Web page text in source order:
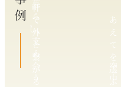
軒
で
外
と
繋
が
る
あ
え
て
を
選
暮
ら
し、
支
え
合
う
空